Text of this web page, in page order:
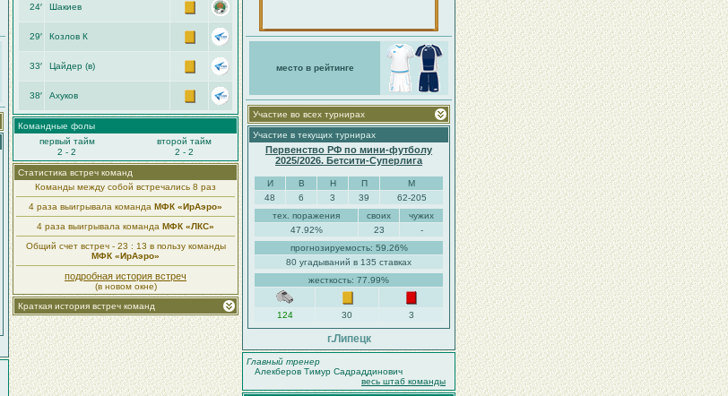
24′ Шакиев
29′ Козлов К
33′ Цайдер (в)
38′ Ахуков
Командные фолы
первый тайм
второй тайм
2 - 2
2 - 2
Статистика встреч команд
Команды между собой встречались 8 раз
4 раза выигрывала команда МФК «ИрАэро»
4 раза выигрывала команда МФК «ЛКС»
Общий счет встреч - 23 : 13 в пользу команды
МФК «ИрАэро»
подробная история встреч
(в новом окне)
Краткая история встреч команд
место в рейтинге
Участие во всех турнирах
Участие в текущих турнирах
Первенство РФ по мини-футболу
2025/2026. Бетсити-Суперлига
И В Н П
М
48
6 3 39
62-205
тех. поражения
своих
чужих
47.92%
23
-
прогнозируемость: 59.26%
80 угадываний в 135 ставках
жесткость: 77.99%
124 30 3
г.Липецк
Главный тренер
Алекберов Тимур Садраддинович
весь штаб команды